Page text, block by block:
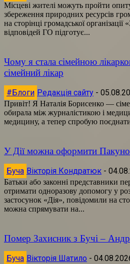
Місцеві жителі можуть пройти
збереження природних ресурсів
на сторінці громадської
відповідей ГО підготує...
Чому я стала сімейною
сімейний лікар
#Блоги Редакція сайту -
Привіт! Я Наталія Борисенко —
обирала між журналістикою і
медицину, а тепер спробую
У Дії можна оформити
Буча Вікторія Кондратюк -
Батьки або законні представники
отримати одноразову допомогу у
застосунок «Дія», повідомили на
можна спрямувати на...
Помер Захисник з Бучі –
Буча Вікторія Шатило -